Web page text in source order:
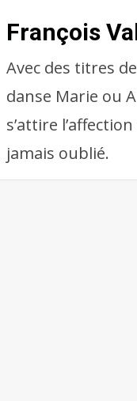
François
Avec des titres
danse Marie ou
s’attire
jamais oublié.